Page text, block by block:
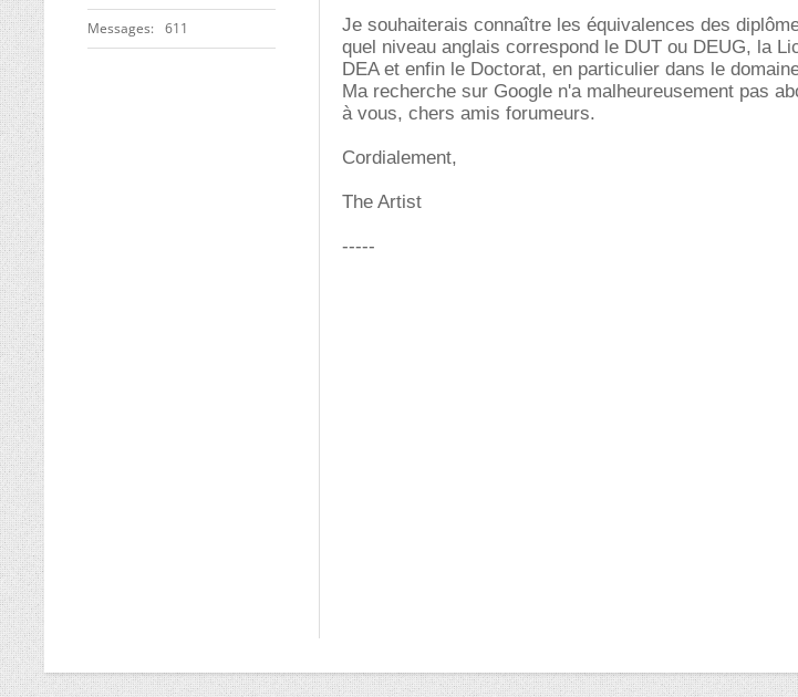
Messages 611
Je souhaiterais connaître les équivalences des
quel niveau anglais correspond le DUT ou DEUG, la
DEA et enfin le Doctorat, en particulier dans le
Ma recherche sur Google n'a malheureusement pas
à vous, chers amis forumeurs.
Cordialement,
The Artist
-----